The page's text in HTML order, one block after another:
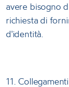
avere bisogno
richiesta di
d'identità.
11.